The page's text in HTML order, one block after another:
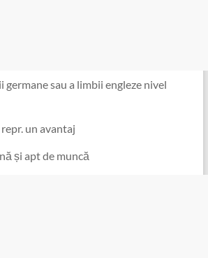
sau a limbii engleze nivel
un avantaj
și apt de muncă